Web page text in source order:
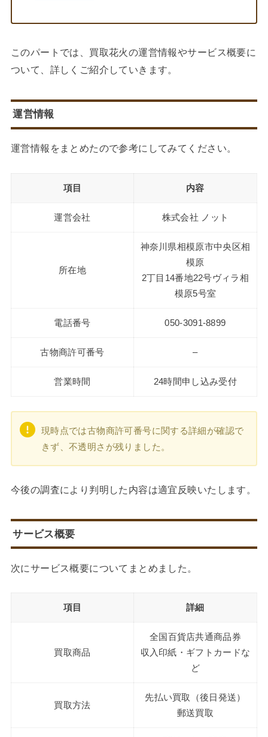
このパートでは、買取花火の運営情報やサービス概要に
ついて、詳しくご紹介していきます。
運営情報
運営情報をまとめたので参考にしてみてください。
項目 内容
運営会社 株式会社 ノット
所在地
神奈川県相模原市中央区相
模原
2丁目14番地22号ヴィラ相
模原5号室
電話番号 050-3091-8899
古物商許可番号 –
営業時間 24時間申し込み受付
現時点では古物商許可番号に関する詳細が確認で
きず、不透明さが残りました。
今後の調査により判明した内容は適宜反映いたします。
サービス概要
次にサービス概要についてまとめました。
項目 詳細
買取商品
全国百貨店共通商品券
収入印紙・ギフトカードな
ど
買取方法
先払い買取（後日発送）
郵送買取